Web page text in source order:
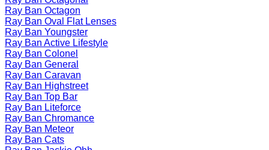
Ray Ban Octagon
Ray Ban Oval Flat Lenses
Ray Ban Youngster
Ray Ban Active Lifestyle
Ray Ban Colonel
Ray Ban General
Ray Ban Caravan
Ray Ban Highstreet
Ray Ban Top Bar
Ray Ban Liteforce
Ray Ban Chromance
Ray Ban Meteor
Ray Ban Cats